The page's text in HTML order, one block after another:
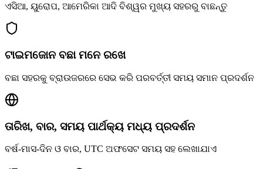
ଏସିଆ, ୟୁରୋପ, ଆମେରିକା ଆଦି ବିଶ୍ୱର ମୁଖ୍ୟ ସହରରୁ ବାଛନ୍ତୁ
ଟାଇମଜୋନ ବଛା ମନେ ରଖେ
ବଛା ସହରକୁ ବ୍ରାଉଜରରେ ସେଭ କରି ପରବର୍ତ୍ତୀ ସମୟ ସମାନ ପ୍ରଦର୍ଶନ
ତାରିଖ, ବାର, ସମୟ ପାର୍ଥକ୍ୟ ମଧ୍ୟ ପ୍ରଦର୍ଶନ
ବର୍ଷ-ମାସ-ଦିନ ଓ ବାର, UTC ଅଫସେଟ ସମୟ ସହ ଲେଖାଯାଏ